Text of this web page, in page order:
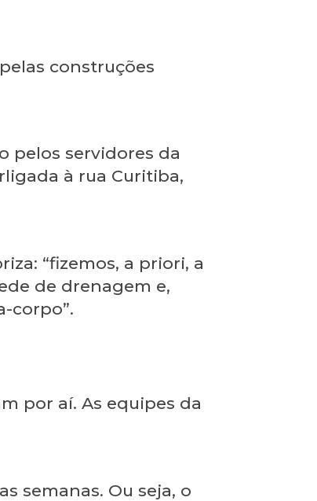
construções
pelos servidores da
à rua Curitiba,
“fizemos, a priori, a
de drenagem e,
corpo”.
por aí. As equipes da
semanas. Ou seja, o